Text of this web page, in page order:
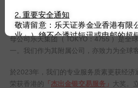
2. 重要安全通知
敬请留意：乐天证券金业香港有限
业」）绝不会透过短讯或电邮的超
登入名称及密码等交易账户信息。
勿向任何未经核实的网站透露您的
即与本公司联络。
母公司乐天集团（ TOKYO：4755 ）是全
一。我们作为其附属公司，亦致力为全球
於2023年，我们的专业服务质素更获经济
荣获香港的 「杰出金银交易服务 」 大奖。